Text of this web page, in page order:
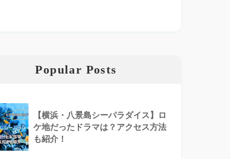
Popular Posts
【横浜・八景島シーパラダイス】ロ
ケ地だったドラマは？アクセス方法
も紹介！